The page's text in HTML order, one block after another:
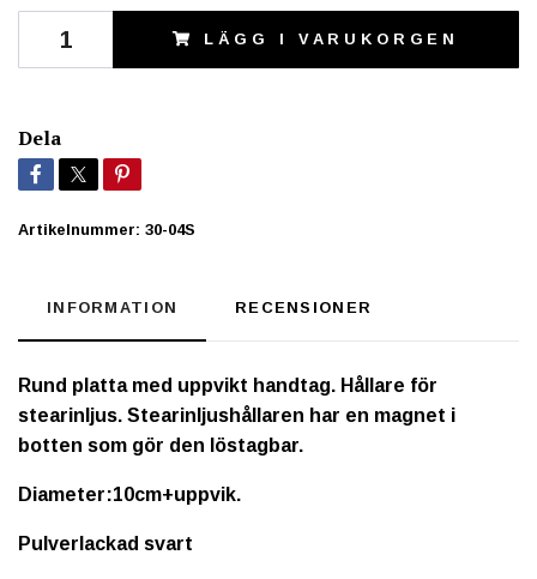
LÄGG I VARUKORGEN
Dela
Artikelnummer: 30-04S
INFORMATION RECENSIONER
Rund platta med uppvikt handtag. Hållare för
stearinljus. Stearinljushållaren har en magnet i
botten som gör den löstagbar.
Diameter:10cm+uppvik.
Pulverlackad svart